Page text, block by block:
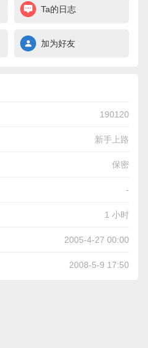
Ta的日志
加为好友
190120
新手上路
保密
-
1 小时
2005-4-27 00:00
2008-5-9 17:50